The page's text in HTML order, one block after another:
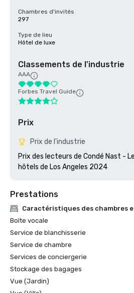
Chambres d'invités
297
Type de lieu
Hôtel de luxe
Classements de l'industrie
AAA
Forbes Travel Guide
Prix
Prix de l'industrie
Prix des lecteurs de Condé Nast -
hôtels de Los Angeles 2024
Prestations
Caractéristiques des chambres
Boîte vocale
Service de blanchisserie
Service de chambre
Services de conciergerie
Stockage des bagages
Vue (Jardin)